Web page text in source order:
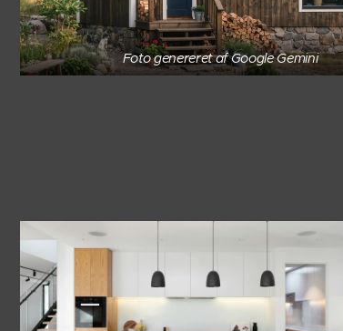
Foto genereret af Google Gemini